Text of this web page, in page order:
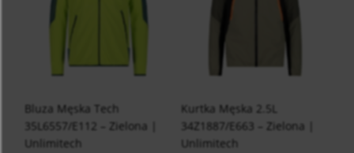
Bluza Męska Tech
35L6557/E112 – Zielona |
Unlimitech
Kurtka Męska 2.5L
34Z1887/E663 – Zielona |
Unlimitech